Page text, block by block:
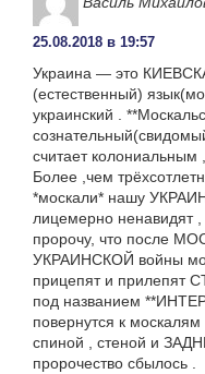
25.08.2018 в 19:57
Украина — это
(естественный)
украинский .
считает
Более ,чем
*москали* нашу
лицемерно ненавидят
пророчу, что после
УКРАИНСКОЙ войны
прицепят и прилепят
под названием
повернутся к москалям
спиной , стеной и
пророчество сбылось .